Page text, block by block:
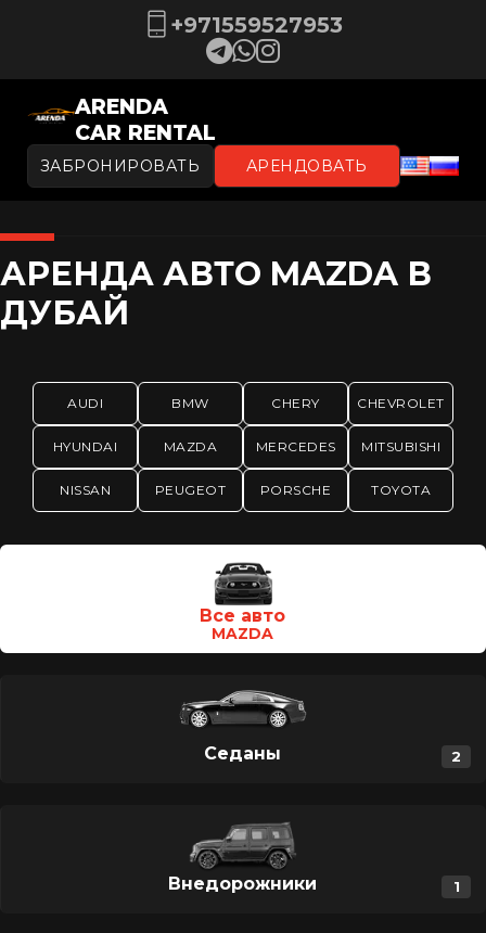
+971559527953
ARENDA
CAR RENTAL
ЗАБРОНИРОВАТЬ АРЕНДОВАТЬ
АРЕНДА АВТО MAZDA В
ДУБАЙ
AUDI BMW CHERY CHEVROLET
HYUNDAI MAZDA MERCEDES MITSUBISHI
NISSAN PEUGEOT PORSCHE TOYOTA
Category Type
Все авто
MAZDA
Седаны 2
Внедорожники 1